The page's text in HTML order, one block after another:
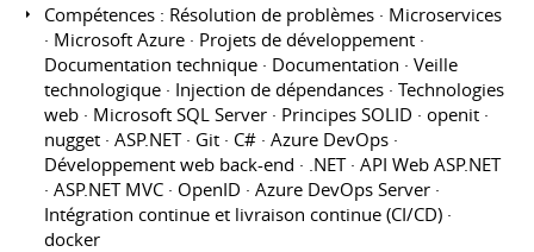
Compétences : Résolution de problèmes · Microservices
· Microsoft Azure · Projets de développement ·
Documentation technique · Documentation · Veille
technologique · Injection de dépendances · Technologies
web · Microsoft SQL Server · Principes SOLID · openit ·
nugget · ASP.NET · Git · C# · Azure DevOps ·
Développement web back-end · .NET · API Web ASP.NET
· ASP.NET MVC · OpenID · Azure DevOps Server ·
Intégration continue et livraison continue (CI/CD) ·
docker